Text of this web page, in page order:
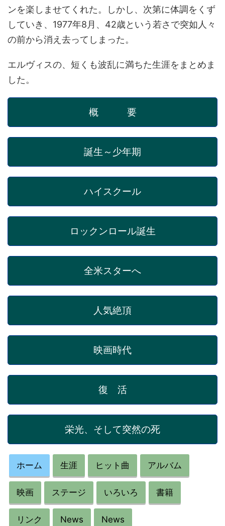
ンを楽しませてくれた。しかし、次第に体調をくず
していき、1977年8月、42歳という若さで突如人々
の前から消え去ってしまった。
エルヴィスの、短くも波乱に満ちた生涯をまとめま
した。
概 要
誕生～少年期
ハイスクール
ロックンロール誕生
全米スターへ
人気絶頂
映画時代
復 活
栄光、そして突然の死
ホーム 生涯 ヒット曲 アルバム
映画 ステージ いろいろ 書籍
リンク News News